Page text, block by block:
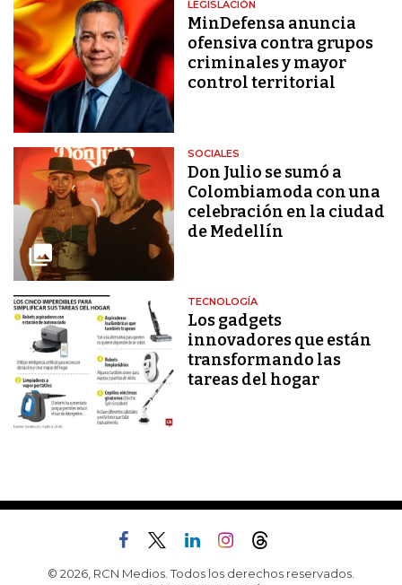
LEGISLACIÓN
MinDefensa anuncia
ofensiva contra grupos
criminales y mayor
control territorial
SOCIALES
Don Julio se sumó a
Colombiamoda con una
celebración en la ciudad
de Medellín
TECNOLOGÍA
Los gadgets
innovadores que están
transformando las
tareas del hogar
© 2026, RCN Medios. Todos los derechos reservados.